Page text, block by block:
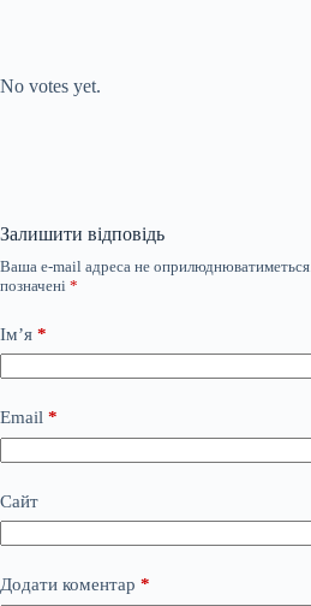
No votes yet.
Залишити відповідь
Ваша e-mail адреса не оприлюднюватиметься.
позначені *
Ім’я *
Email *
Сайт
Додати коментар *